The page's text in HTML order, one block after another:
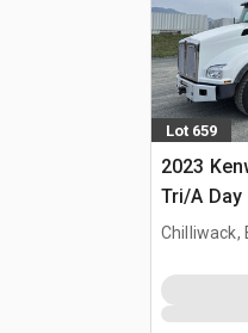
Lot 659
2023
Tri/A
Chilliwack,